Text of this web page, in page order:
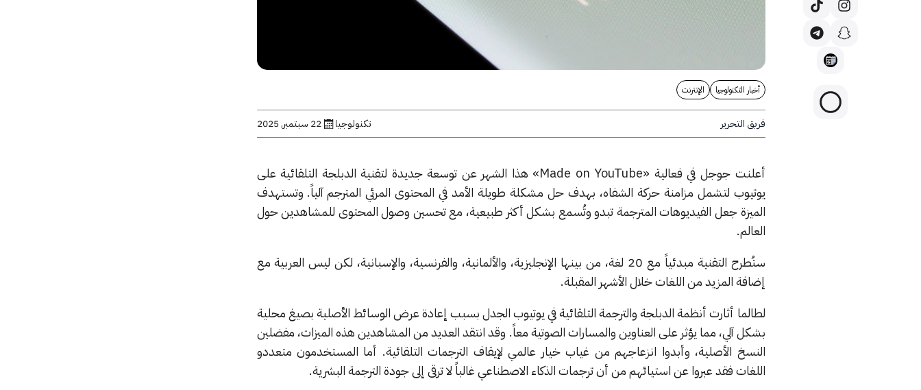
أخبار التكنولوجيا الإنترنت
فريق التحرير تكنولوجيا 22 سبتمبر, 2025
أعلنت جوجل في فعالية «Made on YouTube» هذا الشهر عن توسعة جديدة لتقنية الدبلجة التلقائية على
يوتيوب لتشمل مزامنة حركة الشفاه، بهدف حل مشكلة طويلة الأمد في المحتوى المرئي المترجم آلياً. وتستهدف
الميزة جعل الفيديوهات المترجمة تبدو وتُسمع بشكل أكثر طبيعية، مع تحسين وصول المحتوى للمشاهدين حول
العالم.
ستُطرح التقنية مبدئياً مع 20 لغة، من بينها الإنجليزية، والألمانية، والفرنسية، والإسبانية، لكن ليس العربية مع
إضافة المزيد من اللغات خلال الأشهر المقبلة.
لطالما أثارت أنظمة الدبلجة والترجمة التلقائية في يوتيوب الجدل بسبب إعادة عرض الوسائط الأصلية بصيغ محلية
بشكل آلي، مما يؤثر على العناوين والمسارات الصوتية معاً. وقد انتقد العديد من المشاهدين هذه الميزات، مفضلين
النسخ الأصلية، وأبدوا انزعاجهم من غياب خيار عالمي لإيقاف الترجمات التلقائية. أما المستخدمون متعددو
اللغات فقد عبروا عن استيائهم من أن ترجمات الذكاء الاصطناعي غالباً لا ترقى إلى جودة الترجمة البشرية.